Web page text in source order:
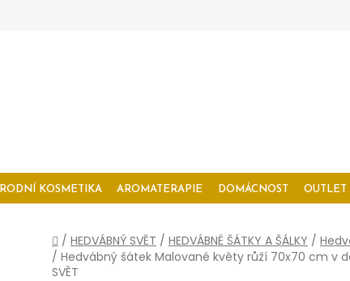
KOSMETIKA AROMATERAPIE DOMÁCNOST OUTLET
Domů
/ HEDVÁBNÝ SVĚT / HEDVÁBNÉ ŠÁTKY A ŠÁLKY /
/ Hedvábný šátek Malované květy růží 70x70 cm v
SVĚT